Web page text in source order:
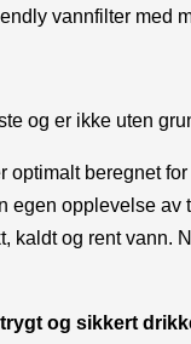
vannfilter med
og er ikke uten
beregnet
opplevelse av
kaldt og rent vann.
og sikkert